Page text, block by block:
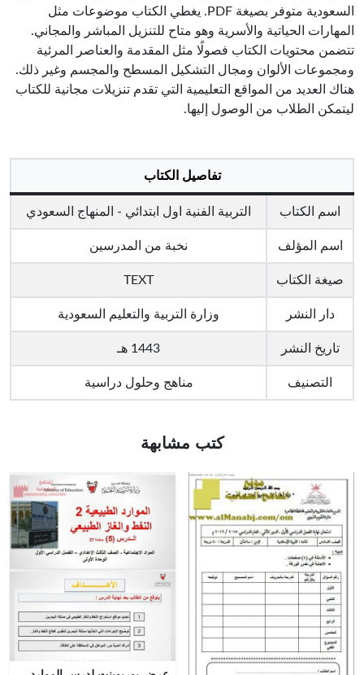
السعودية متوفر بصيغة PDF. يغطي الكتاب موضوعات مثل
المهارات الحياتية والأسرية وهو متاح للتنزيل المباشر والمجاني.
تتضمن محتويات الكتاب فصولًا مثل المقدمة والعناصر المرئية
ومجموعات الألوان ومجال التشكيل المسطح والمجسم وغير ذلك.
هناك العديد من المواقع التعليمية التي تقدم تنزيلات مجانية للكتاب
ليتمكن الطلاب من الوصول إليها.
تفاصيل الكتاب
اسم الكتاب التربية الفنية اول ابتدائي - المنهاج السعودي
اسم المؤلف نخبة من المدرسين
صيغة الكتاب TEXT
دار النشر وزارة التربية والتعليم السعودية
تاريخ النشر 1443 هـ
التصنيف مناهج وحلول دراسية
كتب مشابهة